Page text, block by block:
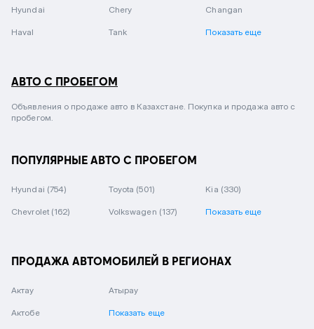
Hyundai Chery Changan
Haval Tank Показать еще
АВТО С ПРОБЕГОМ
Объявления о продаже авто в Казахстане. Покупка и продажа авто с
пробегом.
ПОПУЛЯРНЫЕ АВТО С ПРОБЕГОМ
Hyundai (754) Toyota (501) Kia (330)
Chevrolet (162) Volkswagen (137) Показать еще
ПРОДАЖА АВТОМОБИЛЕЙ В РЕГИОНАХ
Актау
Актобе
Атырау
Показать еще